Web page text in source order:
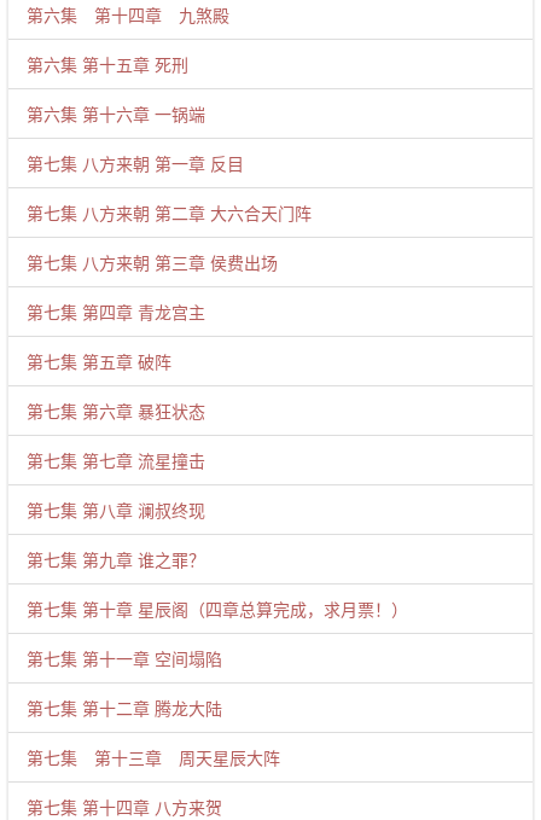
第六集 第十四章 九煞殿
第六集 第十五章 死刑
第六集 第十六章 一锅端
第七集 八方来朝 第一章 反目
第七集 八方来朝 第二章 大六合天门阵
第七集 八方来朝 第三章 侯费出场
第七集 第四章 青龙宫主
第七集 第五章 破阵
第七集 第六章 暴狂状态
第七集 第七章 流星撞击
第七集 第八章 澜叔终现
第七集 第九章 谁之罪？
第七集 第十章 星辰阁（四章总算完成，求月票！）
第七集 第十一章 空间塌陷
第七集 第十二章 腾龙大陆
第七集 第十三章 周天星辰大阵
第七集 第十四章 八方来贺